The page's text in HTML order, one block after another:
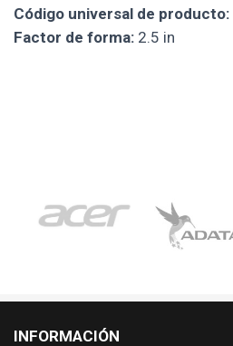
Código universal de producto:
Factor de forma: 2.5 in
INFORMACIÓN